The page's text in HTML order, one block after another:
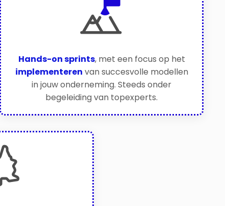
Hands-on sprints, met een focus op het
implementeren van succesvolle modellen
in jouw onderneming. Steeds onder
begeleiding van topexperts.